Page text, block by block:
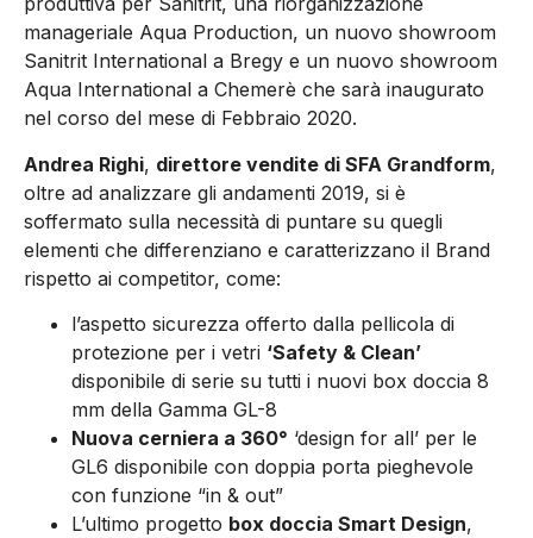
manageriale Aqua Production, un nuovo showroom
Sanitrit International a Bregy e un nuovo showroom
Aqua International a Chemerè che sarà inaugurato
nel corso del mese di Febbraio 2020.
Andrea Righi, direttore vendite di SFA Grandform,
oltre ad analizzare gli andamenti 2019, si è
soffermato sulla necessità di puntare su quegli
elementi che differenziano e caratterizzano il Brand
rispetto ai competitor, come:
l’aspetto sicurezza offerto dalla pellicola di
protezione per i vetri ‘Safety & Clean’
disponibile di serie su tutti i nuovi box doccia 8
mm della Gamma GL-8
Nuova cerniera a 360° ‘design for all’ per le
GL6 disponibile con doppia porta pieghevole
con funzione “in & out”
L’ultimo progetto box doccia Smart Design,